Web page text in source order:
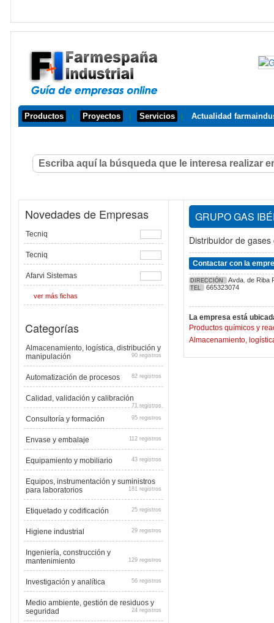
Productos | Proyectos | Servicios | Actualidad
Novedades de Empresas
Tecniq
Tecniq
Afarvi Sistemas
ver más fichas
Categorías
Almacenamiento, logística, distribución y
manipulación
90 registros
Automatización de procesos 82 registros
Calidad, validación y calibración
71 registros
Consultoría y formación 95 registros
Envase y embalaje 112 registros
Equipamiento y mobiliario 43 registros
Equipos, instrumentación y suministros
para laboratorios
181 registros
Etiquetado y codificación 25 registros
Higiene industrial 29 registros
Ingeniería, construcción y
mantenimiento
129 registros
Investigación y analítica 56 registros
Medio ambiente, gestión de residuos y
seguridad
24 registros
GRUPO GAS
Distribuidor de
Contactar con la
DIRECCIÓN Avda. de Riba
TEL 665323074
La empresa está
Productos químicos y
Almacenamiento,